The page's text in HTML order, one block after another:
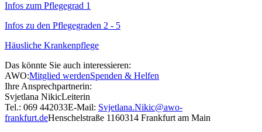
Infos zum Pflegegrad 1
Infos zu den Pflegegraden 2 - 5
Häusliche Krankenpflege
Das könnte Sie auch interessieren:
AWO:Mitglied werdenSpenden & Helfen
Ihre Ansprechpartnerin:
Svjetlana NikicLeiterin
Tel.: 069 442033E-Mail: Svjetlana.Nikic@awo-
frankfurt.deHenschelstraße 1160314 Frankfurt am Main